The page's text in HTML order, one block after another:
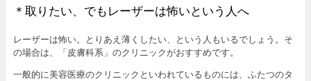
＊取りたい、でもレーザーは怖いという人へ
レーザーは怖い。とりあえ薄くしたい、という人もいるでしょう。そ
の場合は、「皮膚科系」のクリニックがおすすめです。
一般的に美容医療のクリニックといわれているものには、ふたつのタ